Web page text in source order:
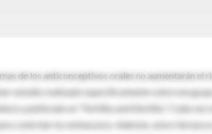
de los anticonceptivos orales no aumentarán el
estudio realizado específicamente sobre ese
y publicado en “Fertility and Sterility”. Cada vez
controlar los embarazos. Además, estos